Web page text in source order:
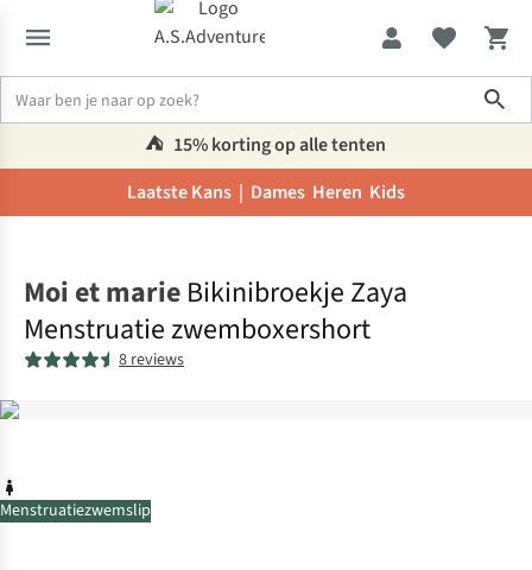
⛺️ 15% korting op alle tenten
Laatste Kans | Dames Heren Kids
Menstruatiezwemslip
Moi et marie Bikinibroekje Zaya
Menstruatie zwemboxershort
8 reviews